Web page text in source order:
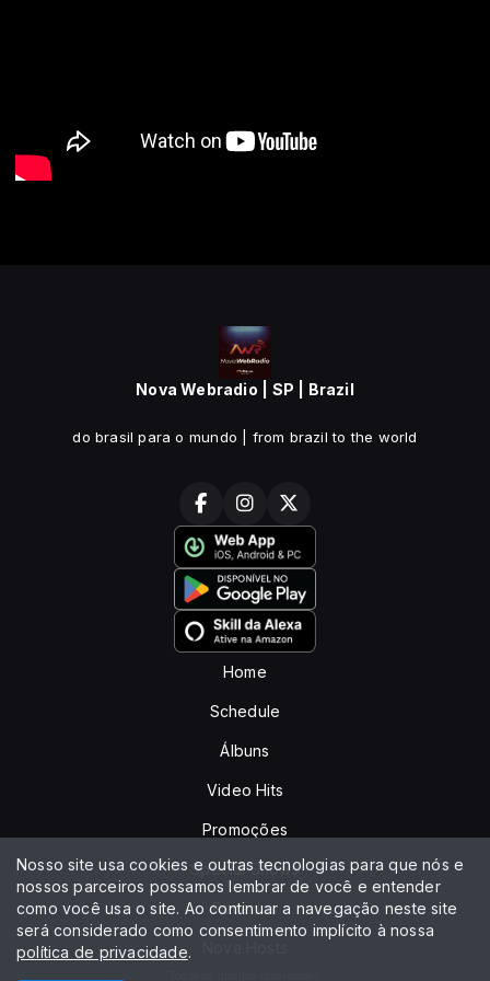
Nova Webradio | SP | Brazil
do brasil para o mundo | from brazil to the world
Home
Schedule
Álbuns
Video Hits
Promoções
Special Shows
Recados
Nosso site usa cookies e outras tecnologias para que nós e
nossos parceiros possamos lembrar de você e entender
como você usa o site. Ao continuar a navegação neste site
será considerado como consentimento implícito à nossa
política de privacidade.